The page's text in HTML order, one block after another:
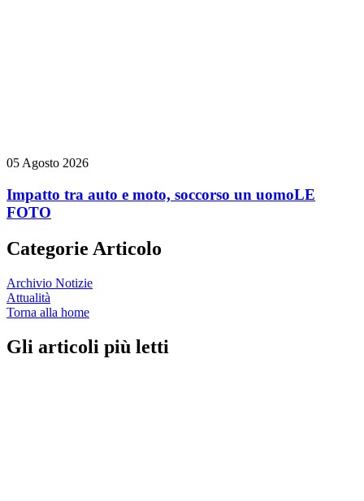
05 Agosto 2026
Impatto tra auto e moto, soccorso un uomoLE
FOTO
Categorie Articolo
Archivio Notizie
Attualità
Torna alla home
Gli articoli più letti